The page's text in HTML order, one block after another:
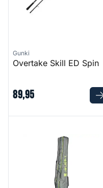
Gunki
Overtake Skill ED Spin
89,95